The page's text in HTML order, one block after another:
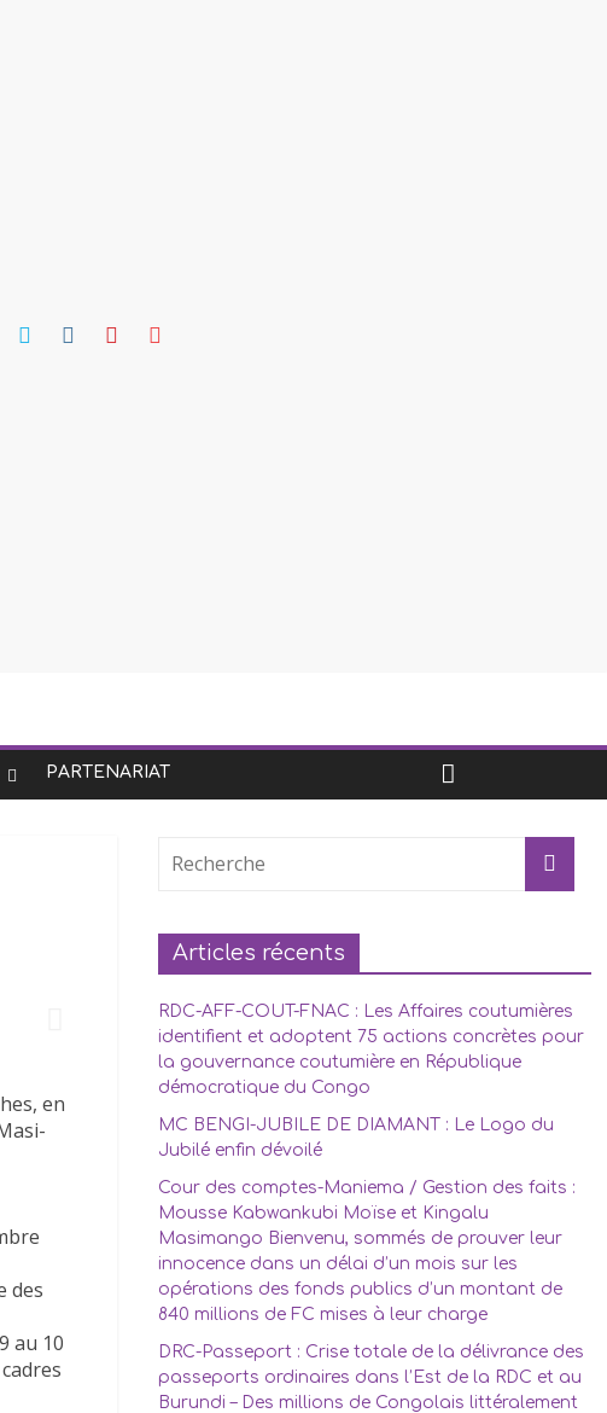
PARTENARIAT
en
des
au 10
Articles récents
RDC-AFF-COUT-FNAC : Les Affaires coutumières
identifient et adoptent 75 actions concrètes pour
la gouvernance coutumière en République
démocratique du Congo
MC BENGI-JUBILE DE DIAMANT : Le Logo du
Jubilé enfin dévoilé
Cour des comptes-Maniema / Gestion des faits :
Mousse Kabwankubi Moïse et Kingalu
Masimango Bienvenu, sommés de prouver leur
innocence dans un délai d’un mois sur les
opérations des fonds publics d’un montant de
840 millions de FC mises à leur charge
DRC-Passeport : Crise totale de la délivrance des
passeports ordinaires dans l’Est de la RDC et au
Burundi – Des millions de Congolais littéralement